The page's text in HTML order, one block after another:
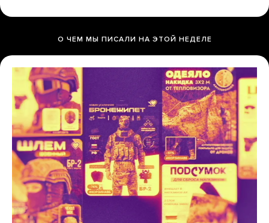
О ЧЕМ МЫ ПИСАЛИ НА ЭТОЙ НЕДЕЛЕ